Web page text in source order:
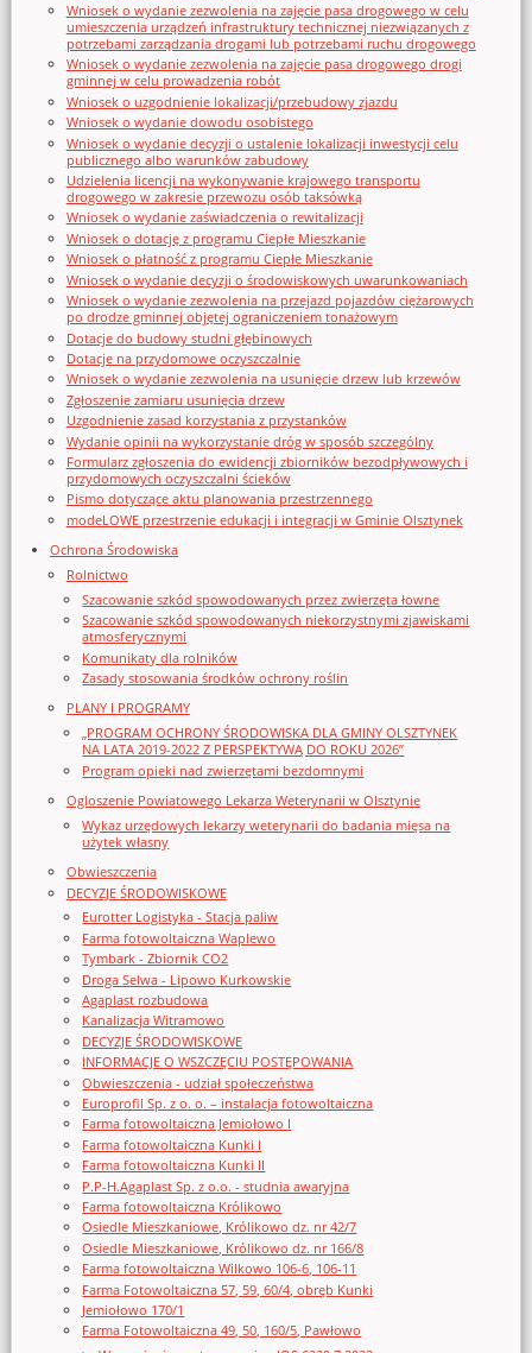
Wniosek o wydanie zezwolenia na zajęcie pasa drogowego w celu
umieszczenia urządzeń infrastruktury technicznej niezwiązanych z
potrzebami zarządzania drogami lub potrzebami ruchu drogowego
Wniosek o wydanie zezwolenia na zajęcie pasa drogowego drogi
gminnej w celu prowadzenia robót
Wniosek o uzgodnienie lokalizacji/przebudowy zjazdu
Wniosek o wydanie dowodu osobistego
Wniosek o wydanie decyzji o ustalenie lokalizacji inwestycji celu
publicznego albo warunków zabudowy
Udzielenia licencji na wykonywanie krajowego transportu
drogowego w zakresie przewozu osób taksówką
Wniosek o wydanie zaświadczenia o rewitalizacji
Wniosek o dotację z programu Ciepłe Mieszkanie
Wniosek o płatność z programu Ciepłe Mieszkanie
Wniosek o wydanie decyzji o środowiskowych uwarunkowaniach
Wniosek o wydanie zezwolenia na przejazd pojazdów ciężarowych
po drodze gminnej objętej ograniczeniem tonażowym
Dotacje do budowy studni głębinowych
Dotacje na przydomowe oczyszczalnie
Wniosek o wydanie zezwolenia na usunięcie drzew lub krzewów
Zgłoszenie zamiaru usunięcia drzew
Uzgodnienie zasad korzystania z przystanków
Wydanie opinii na wykorzystanie dróg w sposób szczególny
Formularz zgłoszenia do ewidencji zbiorników bezodpływowych i
przydomowych oczyszczalni ścieków
Pismo dotyczące aktu planowania przestrzennego
modeLOWE przestrzenie edukacji i integracji w Gminie Olsztynek
Ochrona Środowiska
Rolnictwo
Szacowanie szkód spowodowanych przez zwierzęta łowne
Szacowanie szkód spowodowanych niekorzystnymi zjawiskami
atmosferycznymi
Komunikaty dla rolników
Zasady stosowania środków ochrony roślin
PLANY I PROGRAMY
„PROGRAM OCHRONY ŚRODOWISKA DLA GMINY OLSZTYNEK
NA LATA 2019-2022 Z PERSPEKTYWĄ DO ROKU 2026”
Program opieki nad zwierzętami bezdomnymi
Ogloszenie Powiatowego Lekarza Weterynarii w Olsztynie
Wykaz urzędowych lekarzy weterynarii do badania mięsa na
użytek własny
Obwieszczenia
DECYZJE ŚRODOWISKOWE
Eurotter Logistyka - Stacja paliw
Farma fotowoltaiczna Waplewo
Tymbark - Zbiornik CO2
Droga Selwa - Lipowo Kurkowskie
Agaplast rozbudowa
Kanalizacja Witramowo
DECYZJE ŚRODOWISKOWE
INFORMACJE O WSZCZĘCIU POSTĘPOWANIA
Obwieszczenia - udział społeczeństwa
Europrofil Sp. z o. o. – instalacja fotowoltaiczna
Farma fotowoltaiczna Jemiołowo I
Farma fotowoltaiczna Kunki I
Farma fotowoltaiczna Kunki II
P.P-H.Agaplast Sp. z o.o. - studnia awaryjna
Farma fotowoltaiczna Królikowo
Osiedle Mieszkaniowe, Królikowo dz. nr 42/7
Osiedle Mieszkaniowe, Królikowo dz. nr 166/8
Farma fotowoltaiczna Wilkowo 106-6, 106-11
Farma Fotowoltaiczna 57, 59, 60/4, obręb Kunki
Jemiołowo 170/1
Farma Fotowoltaiczna 49, 50, 160/5, Pawłowo